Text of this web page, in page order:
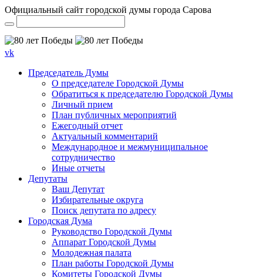
Официальный сайт городской думы города Сарова
vk
Председатель Думы
О председателе Городской Думы
Обратиться к председателю Городской Думы
Личный прием
План публичных мероприятий
Ежегодный отчет
Актуальный комментарий
Международное и межмуниципальное
сотрудничество
Иные отчеты
Депутаты
Ваш Депутат
Избирательные округа
Поиск депутата по адресу
Городская Дума
Руководство Городской Думы
Аппарат Городской Думы
Молодежная палата
План работы Городской Думы
Комитеты Городской Думы